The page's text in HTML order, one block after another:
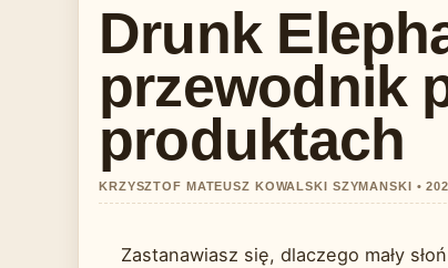
Drunk
przewodnik
produktach
KRZYSZTOF MATEUSZ KOWALSKI SZYMANSKI •
Zastanawiasz się, dlaczego mały